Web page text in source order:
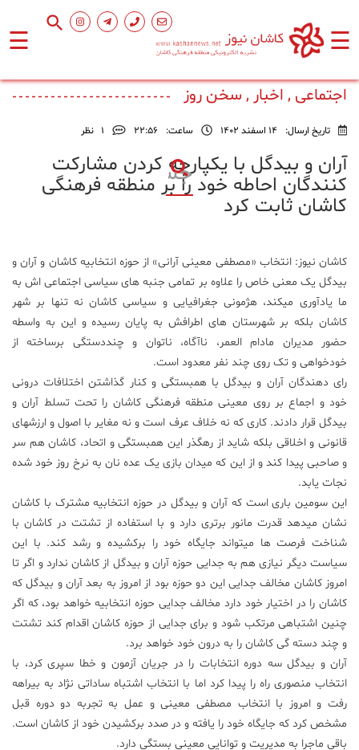
☰ ☰
اصلی
فرهنگ
و
ورزشی
محیط
زیست
علم
و
فناوری
عکس
پادکست
مجله
فرهنگی
هنری
اجتماعی , اخبار , سخن روز
تاریخ ارسال: 14 اسفند 1402 ساعت: ۲۲:۵۶ 1 نظر
آران و بیدگل با یکپارچه کردن مشارکت
کنندگان احاطه خود را بر منطقه فرهنگی
کاشان ثابت کرد
کاشان نیوز: انتخاب «مصطفی معینی آرانی» از حوزه انتخابیه کاشان و آران و
بیدگل یک معنی خاص را علاوه بر تمامی جنبه های سیاسی اجتماعی اش به
ما یادآوری میکند، هژمونی جغرافیایی و سیاسی کاشان نه تنها بر شهر
کاشان بلکه بر شهرستان های اطرافش به پایان رسیده و این به واسطه
حضور مدیران مادام العمر، ناآگاه، ناتوان و چنددستگی برساخته از
خودخواهی و تک روی چند نفر معدود است.
رای دهندگان آران و بیدگل با همبستگی و کنار گذاشتن اختلافات درونی
خود و اجماع بر روی معینی منطقه فرهنگی کاشان را تحت تسلط آران و
بیدگل قرار دادند. کاری که نه خلاف عرف است و نه مغایر با اصول و ارزشهای
قانونی و اخلاقی بلکه شاید از رهگذر این همبستگی و اتحاد، کاشان هم سر
و صاحبی پیدا کند و از این که میدان بازی یک عده نان به نرخ روز خود شده
نجات یابد.
این سومین باری است که آران و بیدگل در حوزه انتخابیه مشترک با کاشان
نشان میدهد قدرت مانور برتری دارد و با استفاده از تشتت در کاشان با
شناخت فرصت ها میتواند جایگاه خود را برکشیده و رشد کند. با این
سیاست دیگر نیازی هم به جدایی حوزه آران و بیدگل از کاشان ندارد و اگر تا
امروز کاشان مخالف جدایی این دو حوزه بود از امروز به بعد آران و بیدگل که
کاشان را در اختیار خود دارد مخالف جدایی حوزه انتخابیه خواهد بود، که اگر
چنین اشتباهی مرتکب شود و برای جدایی از حوزه کاشان اقدام کند تشتت
و چند دسته گی کاشان را به درون خود خواهد برد.
آران و بیدگل سه دوره انتخابات را در جریان آزمون و خطا سپری کرد، با
انتخاب منصوری راه را پیدا کرد اما با انتخاب اشتباه ساداتی نژاد به بیراهه
رفت و امروز با انتخاب مصطفی معینی و عمل به تجربه دو دوره قبل
مشخص کرد که جایگاه خود را یافته و در صدد برکشیدن خود از کاشان است.
باقی ماجرا به مدیریت و توانایی معینی بستگی دارد.